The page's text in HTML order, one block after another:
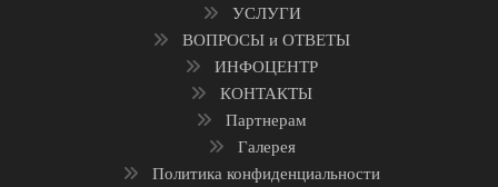
УСЛУГИ
ВОПРОСЫ и ОТВЕТЫ
ИНФОЦЕНТР
КОНТАКТЫ
Партнерам
Галерея
Политика конфиденциальности